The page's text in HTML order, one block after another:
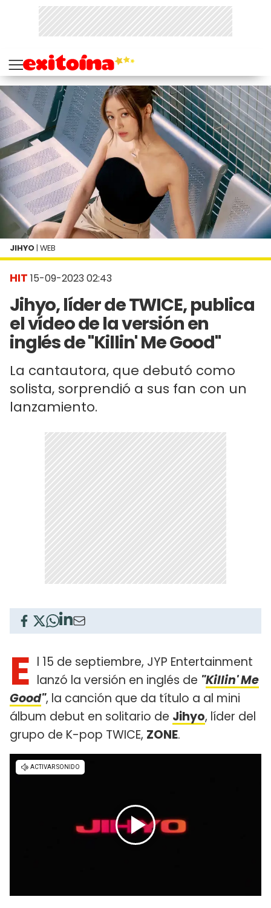
HIT 15-09-2023 02:43
Jihyo, líder de TWICE, publica
el vídeo de la versión en
inglés de "Killin' Me Good"
La cantautora, que debutó como
solista, sorprendió a sus fan con un
lanzamiento.
JIHYO | WEB
E l 15 de septiembre, JYP Entertainment
lanzó la versión en inglés de "Killin' Me
Good", la canción que da título a al mini
álbum debut en solitario de Jihyo, líder del
grupo de K-pop TWICE, ZONE.